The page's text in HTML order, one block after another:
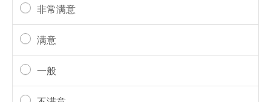
非常满意
满意
一般